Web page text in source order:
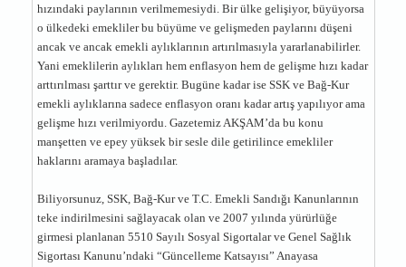
hızındaki paylarının verilmemesiydi. Bir ülke gelişiyor, büyüyorsa
o ülkedeki emekliler bu büyüme ve gelişmeden paylarını düşeni
ancak ve ancak emekli aylıklarının artırılmasıyla yararlanabilirler.
Yani emeklilerin aylıkları hem enflasyon hem de gelişme hızı kadar
arttırılması şarttır ve gerektir. Bugüne kadar ise SSK ve Bağ-Kur
emekli aylıklarına sadece enflasyon oranı kadar artış yapılıyor ama
gelişme hızı verilmiyordu. Gazetemiz AKŞAM’da bu konu
manşetten ve epey yüksek bir sesle dile getirilince emekliler
haklarını aramaya başladılar.
Biliyorsunuz, SSK, Bağ-Kur ve T.C. Emekli Sandığı Kanunlarının
teke indirilmesini sağlayacak olan ve 2007 yılında yürürlüğe
girmesi planlanan 5510 Sayılı Sosyal Sigortalar ve Genel Sağlık
Sigortası Kanunu’ndaki “Güncelleme Katsayısı” Anayasa